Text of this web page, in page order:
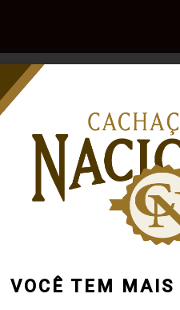
VOCÊ TEM
Acessórios